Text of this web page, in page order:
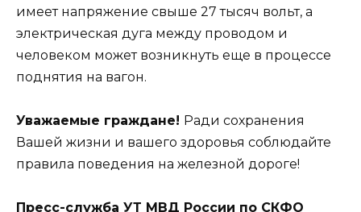
имеет напряжение свыше 27 тысяч вольт, а
электрическая дуга между проводом и
человеком может возникнуть еще в процессе
поднятия на вагон.
Уважаемые граждане! Ради сохранения
Вашей жизни и вашего здоровья соблюдайте
правила поведения на железной дороге!
Пресс-служба УТ МВД России по СКФО